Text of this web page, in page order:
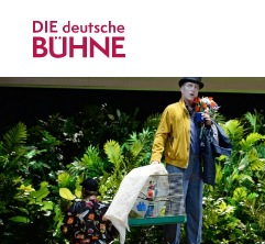
Kritiken
Schauspiel
Musiktheater
Tanz
Crossover